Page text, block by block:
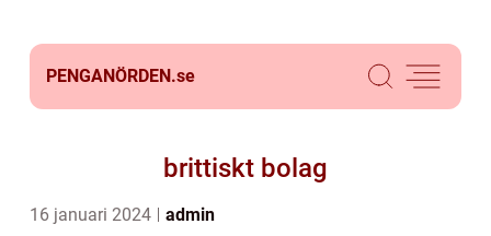
PENGANÖRDEN.se
brittiskt bolag
16 januari 2024 admin